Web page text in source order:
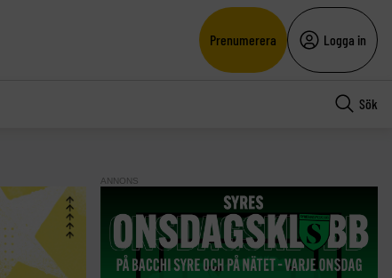
Prenumerera Logga in
Sök
ANNONS